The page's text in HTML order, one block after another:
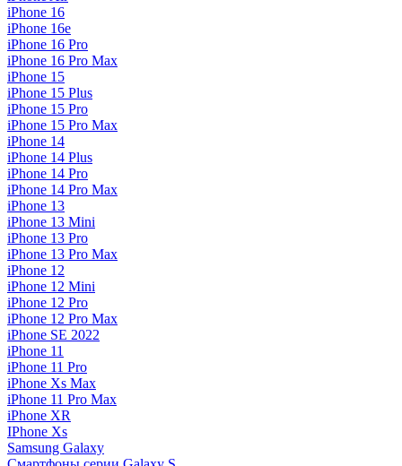
iPhone 16
iPhone 16e
iPhone 16 Pro
iPhone 16 Pro Max
iPhone 15
iPhone 15 Plus
iPhone 15 Pro
iPhone 15 Pro Max
iPhone 14
iPhone 14 Plus
iPhone 14 Pro
iPhone 14 Pro Max
iPhone 13
iPhone 13 Mini
iPhone 13 Pro
iPhone 13 Pro Max
iPhone 12
iPhone 12 Mini
iPhone 12 Pro
iPhone 12 Pro Max
iPhone SE 2022
iPhone 11
iPhone 11 Pro
iPhone Xs Max
iPhone 11 Pro Max
iPhone XR
IPhone Xs
Samsung Galaxy